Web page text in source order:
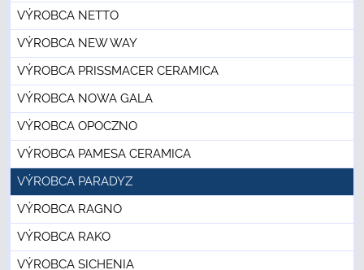
VÝROBCA NETTO
VÝROBCA NEW WAY
VÝROBCA PRISSMACER CERAMICA
VÝROBCA NOWA GALA
VÝROBCA OPOCZNO
VÝROBCA PAMESA CERAMICA
VÝROBCA PARADYZ
VÝROBCA RAGNO
VÝROBCA RAKO
VÝROBCA SICHENIA